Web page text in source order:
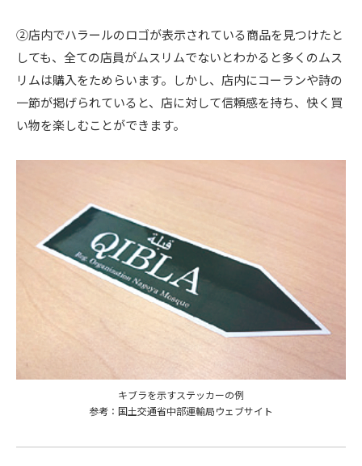
②店内でハラールのロゴが表示されている商品を見つけたと
しても、全ての店員がムスリムでないとわかると多くのムス
リムは購入をためらいます。しかし、店内にコーランや詩の
一節が掲げられていると、店に対して信頼感を持ち、快く買
い物を楽しむことができます。
キブラを示すステッカーの例
参考：国土交通省中部運輸局ウェブサイト